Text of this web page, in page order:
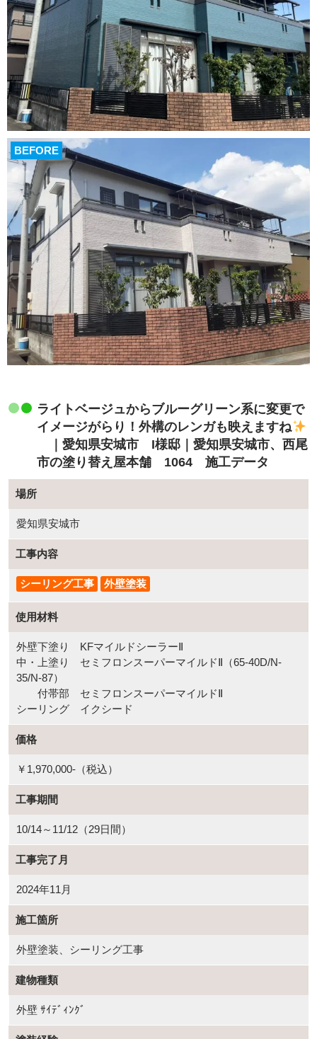
BEFORE
ライトベージュからブルーグリーン系に変更で
イメージがらり！外構のレンガも映えますね
｜愛知県安城市 I様邸｜愛知県安城市、西尾
市の塗り替え屋本舗 1064 施工データ
場所
愛知県安城市
工事内容
シーリング工事 外壁塗装
使用材料
外壁下塗り KFマイルドシーラーⅡ
中・上塗り セミフロンスーパーマイルドⅡ（65-40D/N-
35/N-87）
付帯部 セミフロンスーパーマイルドⅡ
シーリング イクシード
価格
￥1,970,000-（税込）
工事期間
10/14～11/12（29日間）
工事完了月
2024年11月
施工箇所
外壁塗装、シーリング工事
建物種類
外壁 ｻｲﾃﾞｨﾝｸﾞ